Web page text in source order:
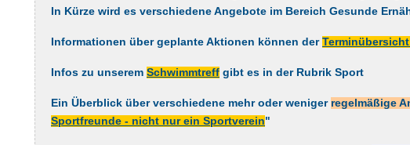
In Kürze wird es verschiedene Angebote im Bereich Gesunde
Informationen über geplante Aktionen können der Terminübersicht
Infos zu unserem Schwimmtreff gibt es in der Rubrik Sport
Ein Überblick über verschiedene mehr oder weniger regelmäßige
Sportfreunde - nicht nur ein Sportverein"